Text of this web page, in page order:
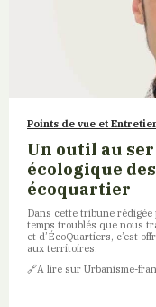
Points de vue et
Un outil au
écologique
écoquartier
Dans cette tribune
temps troublés que nous
et d’ÉcoQuartiers, c’est
aux territoires.
🔗A lire sur Urbanisme-